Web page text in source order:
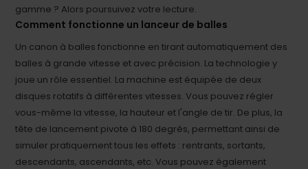
gamme ? Alors poursuivez votre lecture.
Comment fonctionne un lanceur de balles
Un canon à balles fonctionne en tirant automatiquement des
balles à grande vitesse et avec précision. La technologie y
joue un rôle essentiel. La machine est équipée de deux
disques rotatifs à différentes vitesses. Vous pouvez régler
vous-même la vitesse, la hauteur et l'angle de tir. De plus, la
tête de lancement pivote à 180 degrés, permettant ainsi de
simuler pratiquement tous les effets : rentrants, sortants,
descendants, ascendants, etc. Vous pouvez également